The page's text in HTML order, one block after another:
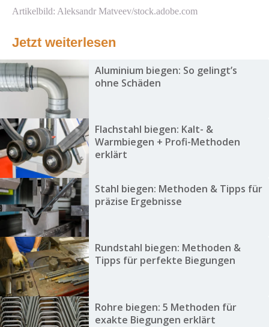
Artikelbild: Aleksandr Matveev/stock.adobe.com
Jetzt weiterlesen
Aluminium biegen: So gelingt’s
ohne Schäden
Flachstahl biegen: Kalt- &
Warmbiegen + Profi-Methoden
erklärt
Stahl biegen: Methoden & Tipps für
präzise Ergebnisse
Rundstahl biegen: Methoden &
Tipps für perfekte Biegungen
Rohre biegen: 5 Methoden für
exakte Biegungen erklärt